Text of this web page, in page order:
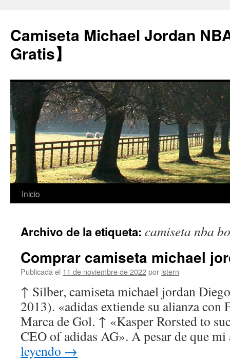
Camiseta Michael Jordan
Gratis】
Saltar
contenido
Inicio
Archivo de la etiqueta: camiseta nba
Comprar camiseta michael
Publicada el 11 de noviembre de 2022por istern
↑ Silber, camiseta michael jordan
2013). «adidas extiende su alianza con
Marca de Gol. ↑ «Kasper Rorsted to
CEO of adidas AG». A pesar de que
leyendo →